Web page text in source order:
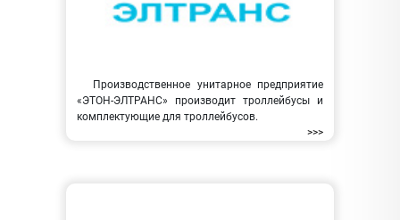
Производственное унитарное предприятие
«ЭТОН-ЭЛТРАНС» производит троллейбусы и
комплектующие для троллейбусов.
>>>